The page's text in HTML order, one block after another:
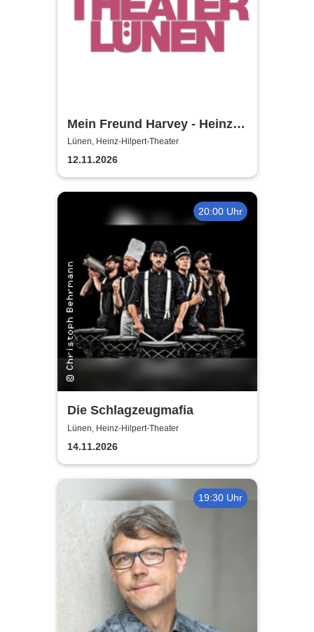
Mein Freund Harvey - Heinz-
Hilpert-Theater
Lünen, Heinz-Hilpert-Theater
12.11.2026
20:00 Uhr
Die Schlagzeugmafia
Lünen, Heinz-Hilpert-Theater
14.11.2026
19:30 Uhr